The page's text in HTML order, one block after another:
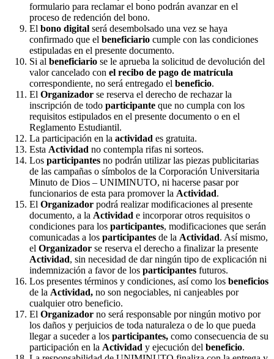
formulario para reclamar el bono podrán avanzar en el
proceso de redención del bono.
El bono digital será desembolsado una vez se haya
confirmado que el beneficiario cumple con las condiciones
estipuladas en el presente documento.
Si al beneficiario se le aprueba la solicitud de devolución del
valor cancelado con el recibo de pago de matrícula
correspondiente, no será entregado el beneficio.
El Organizador se reserva el derecho de rechazar la
inscripción de todo participante que no cumpla con los
requisitos estipulados en el presente documento o en el
Reglamento Estudiantil.
La participación en la actividad es gratuita.
Esta Actividad no contempla rifas ni sorteos.
Los participantes no podrán utilizar las piezas publicitarias
de las campañas o símbolos de la Corporación Universitaria
Minuto de Dios – UNIMINUTO, ni hacerse pasar por
funcionarios de esta para promover la Actividad.
El Organizador podrá realizar modificaciones al presente
documento, a la Actividad e incorporar otros requisitos o
condiciones para los participantes, modificaciones que serán
comunicadas a los participantes de la Actividad. Así mismo,
el Organizador se reserva el derecho a finalizar la presente
Actividad, sin necesidad de dar ningún tipo de explicación ni
indemnización a favor de los participantes futuros.
Los presentes términos y condiciones, así como los beneficios
de la Actividad, no son negociables, ni canjeables por
cualquier otro beneficio.
El Organizador no será responsable por ningún motivo por
los daños y perjuicios de toda naturaleza o de lo que pueda
llegar a suceder a los participantes, como consecuencia de su
participación en la Actividad y ejecución del beneficio.